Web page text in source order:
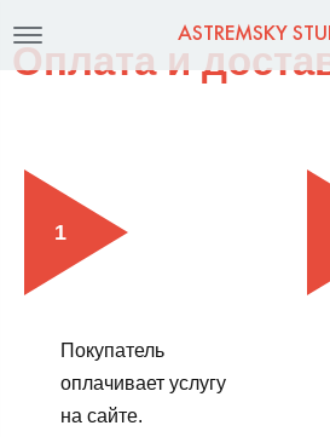
ASTREMSKY
Оплата и
Покупатель
оплачивает услугу
на сайте.